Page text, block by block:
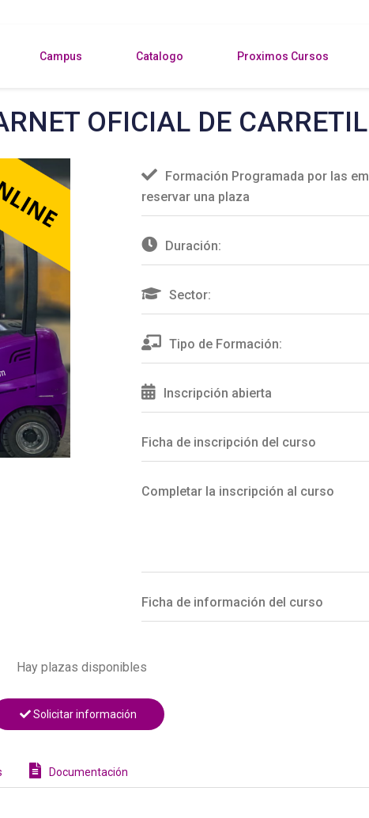
Campus Catalogo Proximos Cursos
OFICIAL DE
Formación Programada por las
reservar una plaza
Duración:
Sector:
Tipo de Formación:
Inscripción abierta
Ficha de inscripción del curso
Completar la inscripción al curso
Ficha de información del curso
Hay plazas disponibles
Solicitar información
Documentación